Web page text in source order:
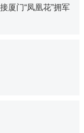
厦门“凤凰花”拥军